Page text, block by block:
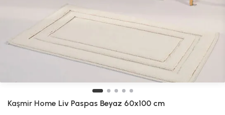
Kaşmir Home Liv Paspas Beyaz 60x100 cm